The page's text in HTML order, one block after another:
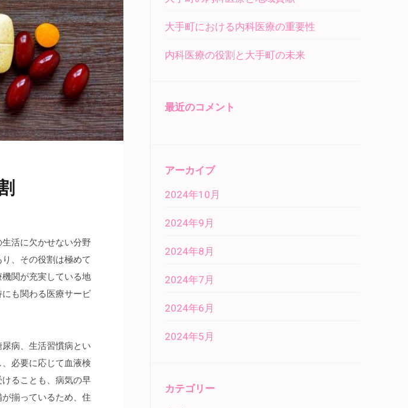
活に欠かせない分野
、その役割は極めて
関が充実している地
も関わる医療サービ
病、生活習慣病とい
必要に応じて血液検
ることも、病気の早
揃っているため、住
大手町における内科医療の重要性
内科医療の役割と大手町の未来
最近のコメント
アーカイブ
2024年10月
2024年9月
2024年8月
2024年7月
2024年6月
2024年5月
カテゴリー